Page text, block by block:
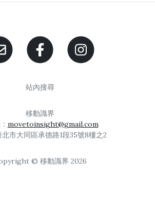
站內搜尋
移動識界
movetoinsight@gmail.com
市大同區承德路1段35號8樓之2
© 移動識界 2026